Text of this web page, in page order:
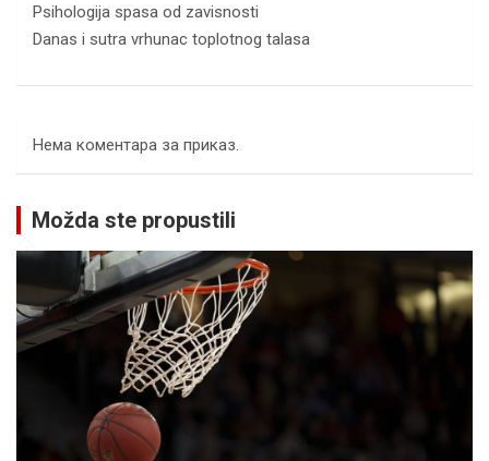
Psihologija spasa od zavisnosti
Danas i sutra vrhunac toplotnog talasa
Нема коментара за приказ.
Možda ste propustili